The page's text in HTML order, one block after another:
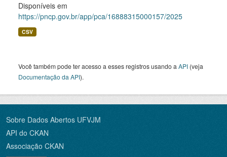
Disponíveis em
https://pncp.gov.br/app/pca/16888315000157/2025
CSV
Você também pode ter acesso a esses registros usando a API (veja
Documentação da API).
Sobre Dados Abertos UFVJM
API do CKAN
Associação CKAN